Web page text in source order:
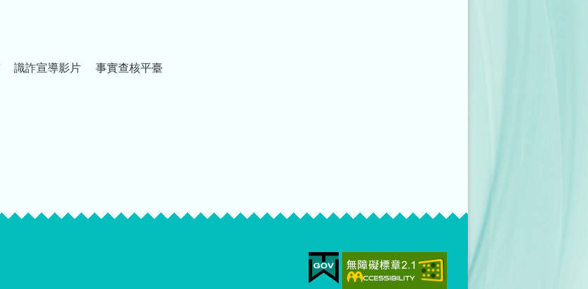
識詐宣導影片 事實查核平臺